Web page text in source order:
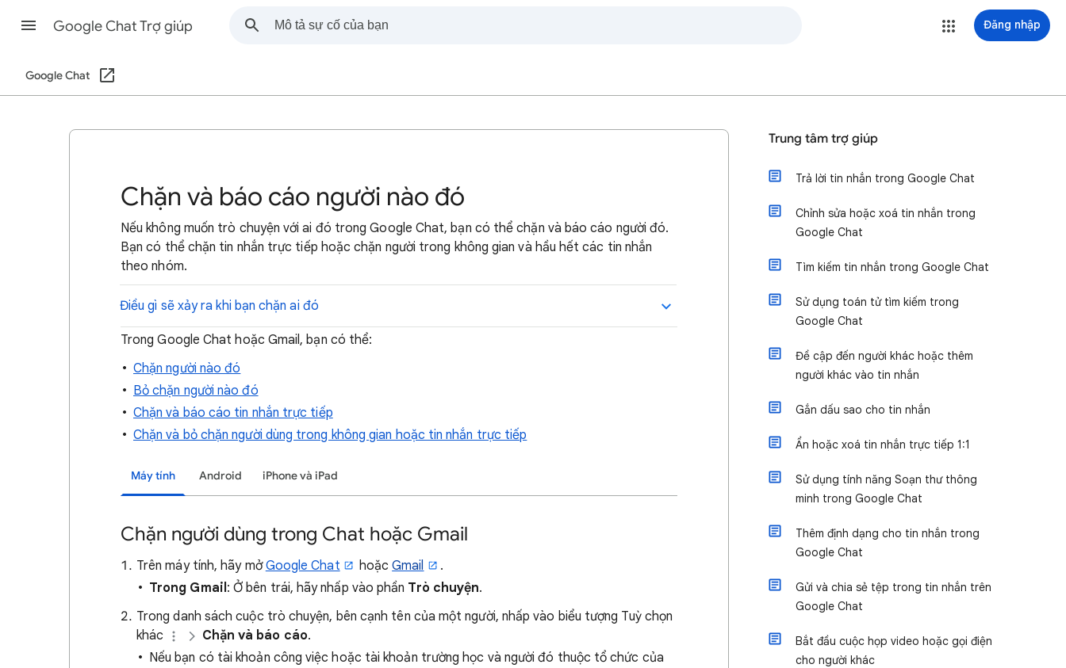
Google Chat Trợ giúp Đăng nhập
Google Chat
Chặn và báo cáo người nào đó
Nếu không muốn trò chuyện với ai đó trong Google Chat, bạn có thể chặn và báo cáo người đó.
Bạn có thể chặn tin nhắn trực tiếp hoặc chặn người trong không gian và hầu hết các tin nhắn
theo nhóm.
Điều gì sẽ xảy ra khi bạn chặn ai đó
Trong Google Chat hoặc Gmail, bạn có thể:
Chặn người nào đó
Bỏ chặn người nào đó
Chặn và báo cáo tin nhắn trực tiếp
Chặn và bỏ chặn người dùng trong không gian hoặc tin nhắn trực tiếp
Máy tính Android iPhone và iPad
Chặn người dùng trong Chat hoặc Gmail
Trên máy tính, hãy mởGoogle Chat hoặcGmail
.
Trong Gmail: Ở bên trái, hãy nhấp vào phần Trò chuyện.
Trong danh sách cuộc trò chuyện, bên cạnh tên của một người, nhấp vào biểu tượng Tuỳ chọn
khác
Chặn và báo cáo.
Nếu bạn có tài khoản công việc hoặc tài khoản trường học và người đó thuộc tổ chức của
Trung tâm trợ giúp
Trả lời tin nhắn trong Google Chat
Chỉnh sửa hoặc xoá tin nhắn trong
Google Chat
Tìm kiếm tin nhắn trong Google Chat
Sử dụng toán tử tìm kiếm trong
Google Chat
Đề cập đến người khác hoặc thêm
người khác vào tin nhắn
Gắn dấu sao cho tin nhắn
Ẩn hoặc xoá tin nhắn trực tiếp 1:1
Sử dụng tính năng Soạn thư thông
minh trong Google Chat
Thêm định dạng cho tin nhắn trong
Google Chat
Gửi và chia sẻ tệp trong tin nhắn trên
Google Chat
Bắt đầu cuộc họp video hoặc gọi điện
cho người khác